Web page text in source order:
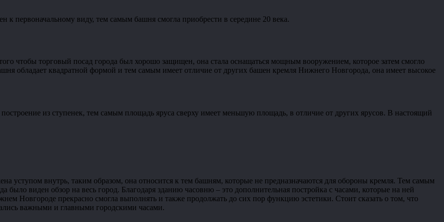
первоначальному виду, тем самым башня смогла приобрести в середине 20 века.
чтобы торговый посад города был хорошо защищен, она стала оснащаться мощным вооружением, которое затем смогло
обладает квадратной формой и тем самым имеет отличие от других башен кремля Нижнего Новгорода, она имеет высокое
из ступенек, тем самым площадь яруса сверху имеет меньшую площадь, в отличие от других ярусов. В настоящий
уступом внутрь, таким образом, она относится к тем башням, которые не предназначаются для обороны кремля. Тем самым
было виден обзор на весь город. Благодаря зданию часовню – это дополнительная постройка с часами, которые на ней
Новгороде прекрасно смогла выполнять и также продолжать до сих пор функцию эстетики. Стоит сказать о том, что
важными и главными городскими часами.